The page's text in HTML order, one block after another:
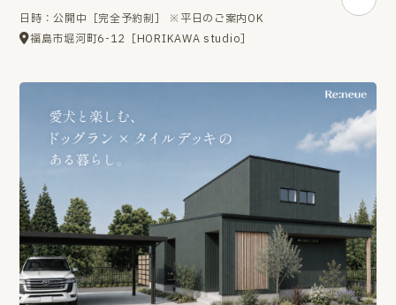
日時：公開中［完全予約制］ ※平日のご案内OK
福島市堀河町6-12［HORIKAWA studio］